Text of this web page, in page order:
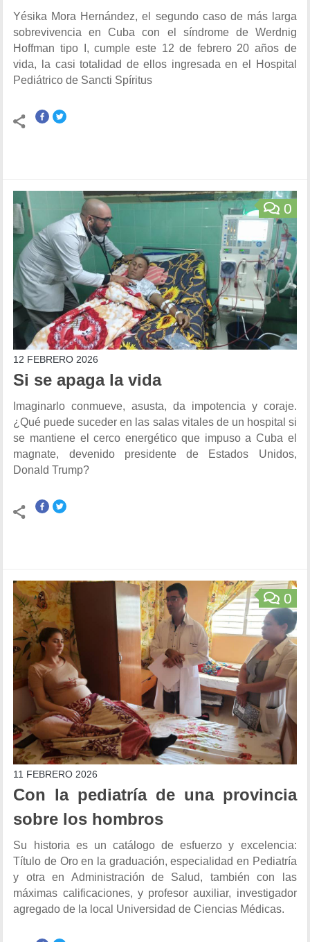
Yésika Mora Hernández, el segundo caso de más larga
sobrevivencia en Cuba con el síndrome de Werdnig
Hoffman tipo I, cumple este 12 de febrero 20 años de
vida, la casi totalidad de ellos ingresada en el Hospital
Pediátrico de Sancti Spíritus
0
12 FEBRERO 2026
Si se apaga la vida
Imaginarlo conmueve, asusta, da impotencia y coraje.
¿Qué puede suceder en las salas vitales de un hospital si
se mantiene el cerco energético que impuso a Cuba el
magnate, devenido presidente de Estados Unidos,
Donald Trump?
0
11 FEBRERO 2026
Con la pediatría de una provincia
sobre los hombros
Su historia es un catálogo de esfuerzo y excelencia:
Título de Oro en la graduación, especialidad en Pediatría
y otra en Administración de Salud, también con las
máximas calificaciones, y profesor auxiliar, investigador
agregado de la local Universidad de Ciencias Médicas.